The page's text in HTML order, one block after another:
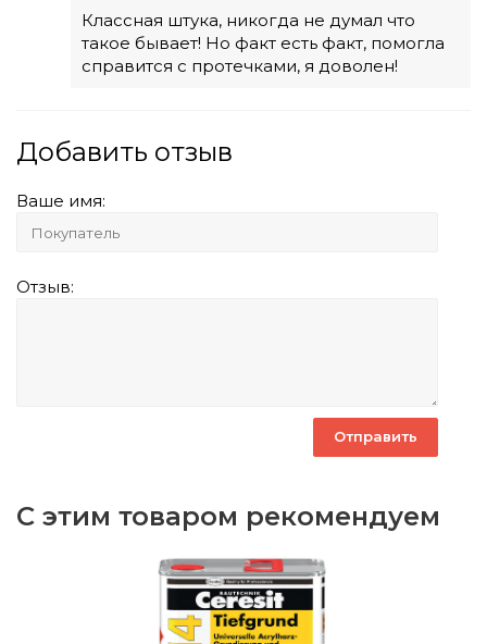
Классная штука, никогда не думал что
такое бывает! Но факт есть факт, помогла
справится с протечками, я доволен!
Добавить отзыв
Ваше имя:
Отзыв:
С этим товаром рекомендуем